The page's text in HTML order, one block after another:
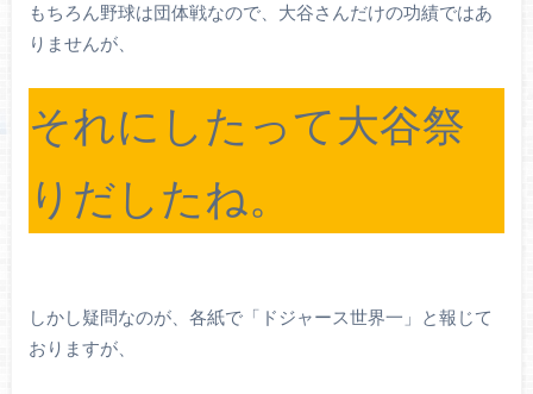
もちろん野球は団体戦なので、大谷さんだけの功績ではあ
りませんが、
それにしたって大谷祭
りだしたね。
しかし疑問なのが、各紙で「ドジャース世界一」と報じて
おりますが、